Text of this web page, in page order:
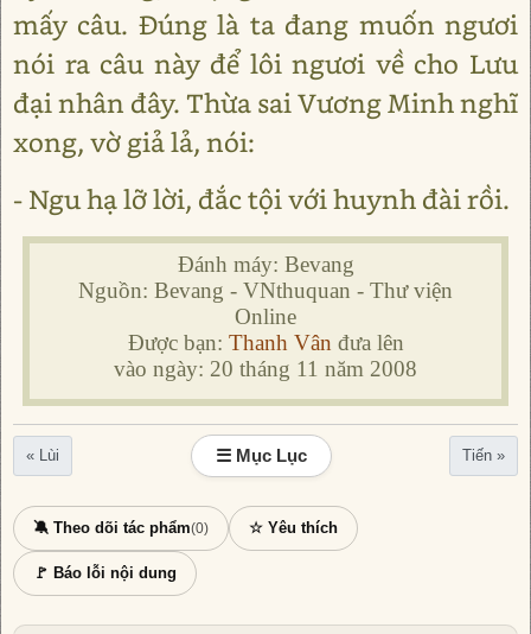
mấy câu. Đúng là ta đang muốn ngươi
nói ra câu này để lôi ngươi về cho Lưu
đại nhân đây. Thừa sai Vương Minh nghĩ
xong, vờ giả lả, nói:
- Ngu hạ lỡ lời, đắc tội với huynh đài rồi.
Đánh máy: Bevang
Nguồn: Bevang - VNthuquan - Thư viện
Online
Được bạn: Thanh Vân đưa lên
vào ngày: 20 tháng 11 năm 2008
« Lùi ☰ Mục Lục Tiến »
🔕 Theo dõi tác phẩm(0) ☆ Yêu thích
🚩 Báo lỗi nội dung